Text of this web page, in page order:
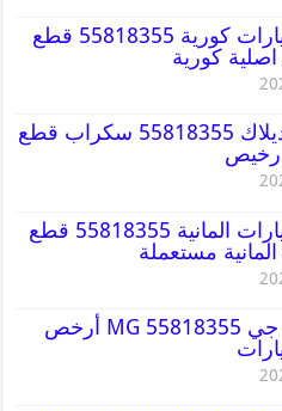
قطع غيار سيارات كورية 55818355 قطع
كورية
قطع غيار كاديلاك 55818355 سكراب قطع
رخيص
قطع غيار سيارات المانية 55818355 قطع
مستعملة
قطع غيار أم جي MG 55818355 أرخص